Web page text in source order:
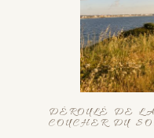
DÉROULÉ DE
COUCHER DU